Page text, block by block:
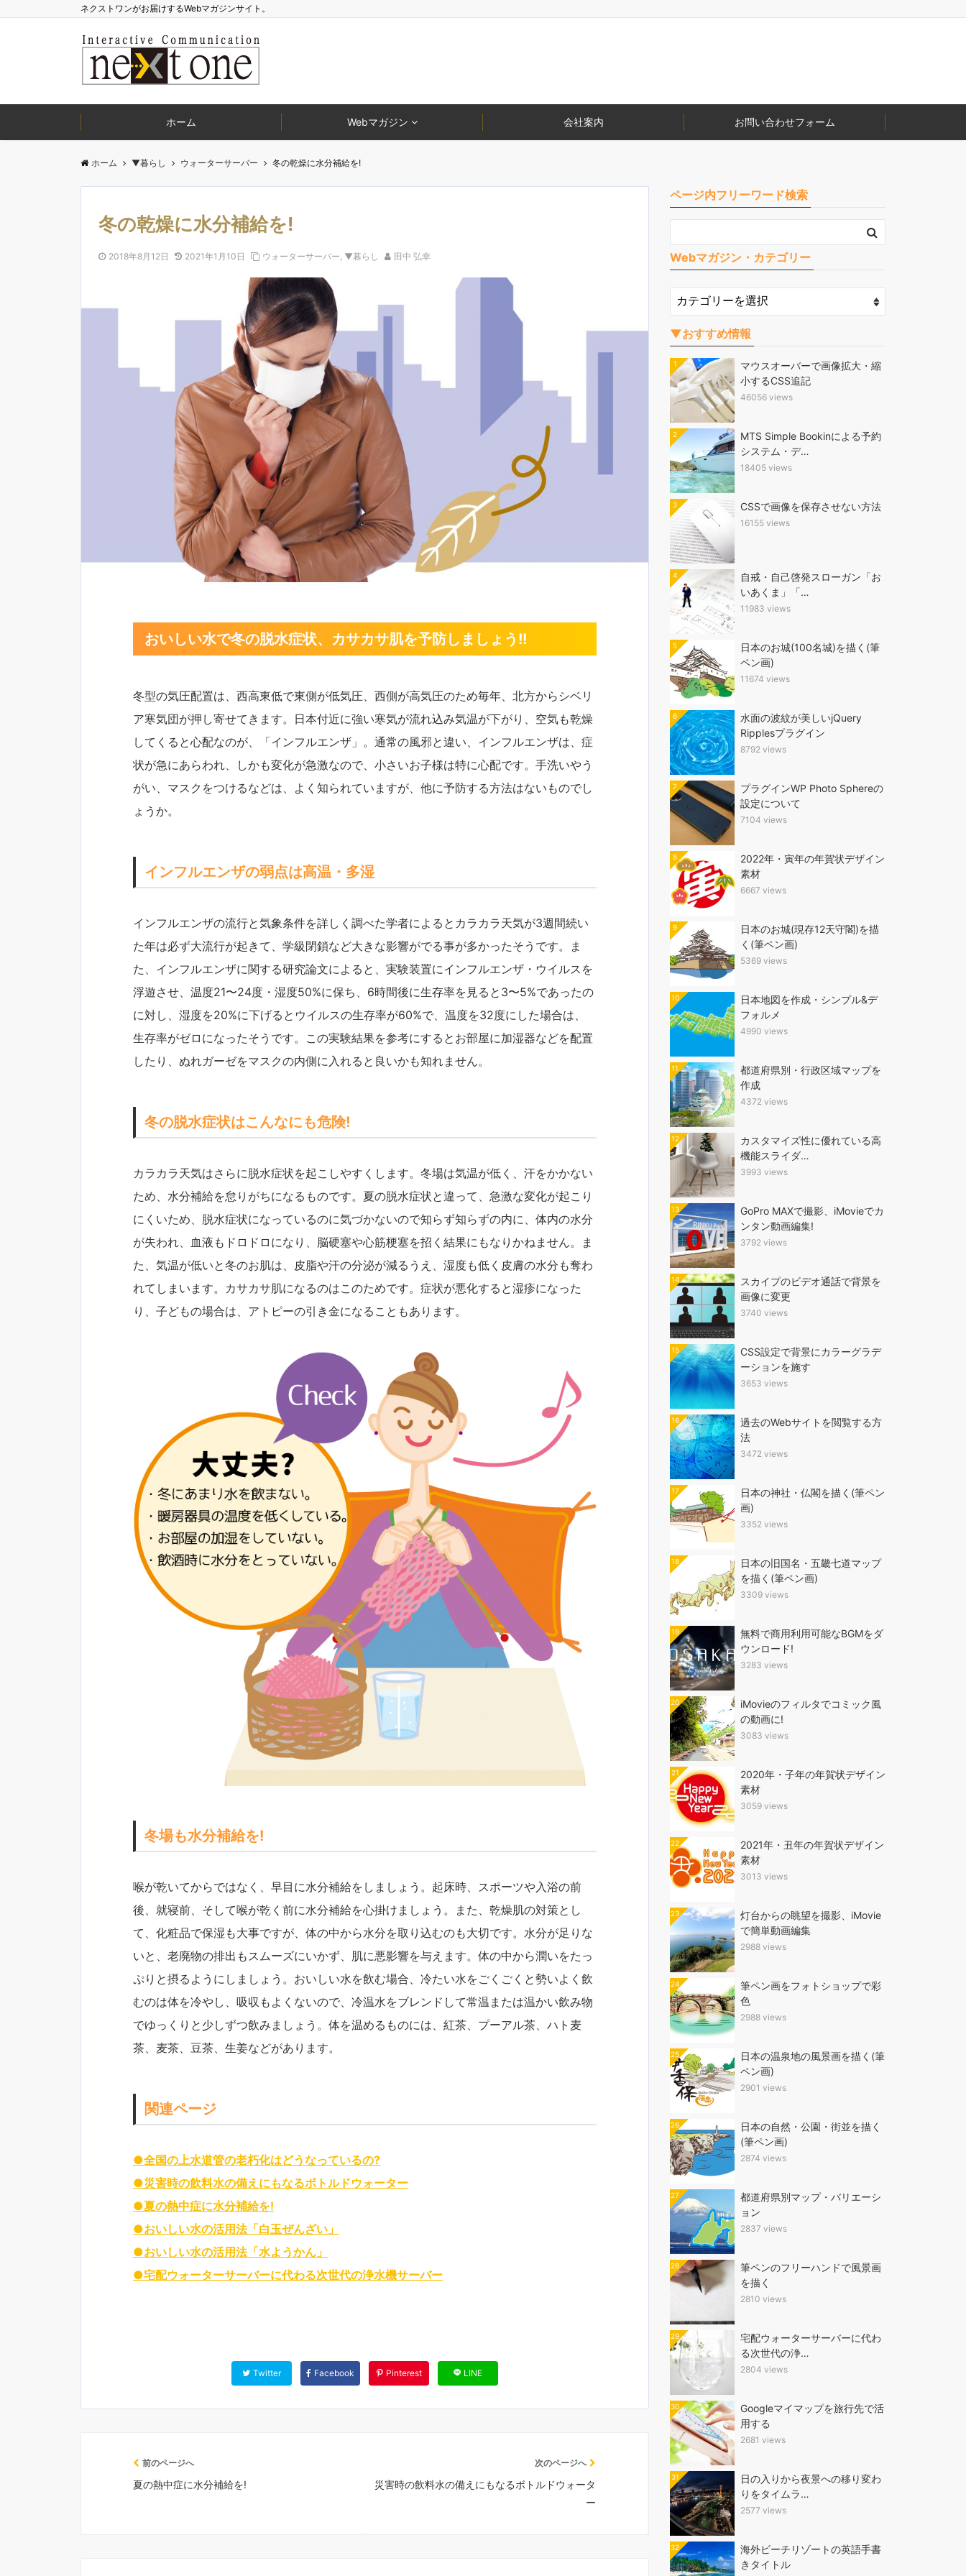
ネクストワンがお届けするWebマガジンサイト。
ホーム Webマガジン 会社案内 お問い合わせフォーム
ホーム ▼暮らし ウォーターサーバー 冬の乾燥に水分補給を!
冬の乾燥に水分補給を!
2018年8月12日 2021年1月10日 ウォーターサーバー, ▼暮らし 田中 弘幸
おいしい水で冬の脱水症状、カサカサ肌を予防しましょう!!
冬型の気圧配置は、西高東低で東側が低気圧、西側が高気圧のため毎年、北方からシベリ
ア寒気団が押し寄せてきます。日本付近に強い寒気が流れ込み気温が下がり、空気も乾燥
してくると心配なのが、「インフルエンザ」。通常の風邪と違い、インフルエンザは、症
状が急にあらわれ、しかも変化が急激なので、小さいお子様は特に心配です。手洗いやう
がい、マスクをつけるなどは、よく知られていますが、他に予防する方法はないものでし
ょうか。
インフルエンザの弱点は高温・多湿
インフルエンザの流行と気象条件を詳しく調べた学者によるとカラカラ天気が3週間続い
た年は必ず大流行が起きて、学級閉鎖など大きな影響がでる事が多かったそうです。ま
た、インフルエンザに関する研究論文によると、実験装置にインフルエンザ・ウイルスを
浮遊させ、温度21〜24度・湿度50%に保ち、6時間後に生存率を見ると3〜5%であったの
に対し、湿度を20%に下げるとウイルスの生存率が60%で、温度を32度にした場合は、
生存率がゼロになったそうです。この実験結果を参考にするとお部屋に加湿器などを配置
したり、ぬれガーゼをマスクの内側に入れると良いかも知れません。
冬の脱水症状はこんなにも危険!
カラカラ天気はさらに脱水症状を起こしやすくします。冬場は気温が低く、汗をかかない
ため、水分補給を怠りがちになるものです。夏の脱水症状と違って、急激な変化が起こり
にくいため、脱水症状になっているのに気づかないので知らず知らずの内に、体内の水分
が失われ、血液もドロドロになり、脳硬塞や心筋梗塞を招く結果にもなりかねません。ま
た、気温が低いと冬のお肌は、皮脂や汗の分泌が減るうえ、湿度も低く皮膚の水分も奪わ
れてしまいます。カサカサ肌になるのはこのためです。症状が悪化すると湿疹になった
り、子どもの場合は、アトピーの引き金になることもあります。
冬場も水分補給を!
喉が乾いてからではなく、早目に水分補給をしましょう。起床時、スポーツや入浴の前
後、就寝前、そして喉が乾く前に水分補給を心掛けましょう。また、乾燥肌の対策とし
て、化粧品で保湿も大事ですが、体の中から水分を取り込むのも大切です。水分が足りな
いと、老廃物の排出もスムーズにいかず、肌に悪影響を与えます。体の中から潤いをたっ
ぷりと摂るようにしましょう。おいしい水を飲む場合、冷たい水をごくごくと勢いよく飲
むのは体を冷やし、吸収もよくないので、冷温水をブレンドして常温または温かい飲み物
でゆっくりと少しずつ飲みましょう。体を温めるものには、紅茶、プーアル茶、ハト麦
茶、麦茶、豆茶、生姜などがあります。
関連ページ
●全国の上水道管の老朽化はどうなっているの?
●災害時の飲料水の備えにもなるボトルドウォーター
●夏の熱中症に水分補給を!
●おいしい水の活用法「白玉ぜんざい」
●おいしい水の活用法「水ようかん」
●宅配ウォーターサーバーに代わる次世代の浄水機サーバー
Twitter Facebook Pinterest LINE
前のページへ
夏の熱中症に水分補給を!
次のページへ
災害時の飲料水の備えにもなるボトルドウォータ
ー
ページ内フリーワード検索
Webマガジン・カテゴリー
▼おすすめ情報
1
マウスオーバーで画像拡大・縮
小するCSS追記
46056 views
2
MTS Simple Bookinによる予約
システム・デ…
18405 views
3 CSSで画像を保存させない方法
16155 views
4
自戒・自己啓発スローガン「お
いあくま」「…
11983 views
5
日本のお城(100名城)を描く(筆
ペン画)
11674 views
6
水面の波紋が美しいjQuery
Ripplesプラグイン
8792 views
7
プラグインWP Photo Sphereの
設定について
7104 views
8
2022年・寅年の年賀状デザイン
素材
6667 views
9
日本のお城(現存12天守閣)を描
く(筆ペン画)
5369 views
10
日本地図を作成・シンプル&デ
フォルメ
4990 views
11
都道府県別・行政区域マップを
作成
4372 views
12
カスタマイズ性に優れている高
機能スライダ…
3993 views
13
GoPro MAXで撮影、iMovieでカ
ンタン動画編集!
3792 views
14
スカイプのビデオ通話で背景を
画像に変更
3740 views
15
CSS設定で背景にカラーグラデ
ーションを施す
3653 views
16
過去のWebサイトを閲覧する方
法
3472 views
17
日本の神社・仏閣を描く(筆ペン
画)
3352 views
18
日本の旧国名・五畿七道マップ
を描く(筆ペン画)
3309 views
19
無料で商用利用可能なBGMをダ
ウンロード!
3283 views
20
iMovieのフィルタでコミック風
の動画に!
3083 views
21
2020年・子年の年賀状デザイン
素材
3059 views
22
2021年・丑年の年賀状デザイン
素材
3013 views
23
灯台からの眺望を撮影、iMovie
で簡単動画編集
2988 views
24
筆ペン画をフォトショップで彩
色
2988 views
25
日本の温泉地の風景画を描く(筆
ペン画)
2901 views
26
日本の自然・公園・街並を描く
(筆ペン画)
2874 views
27
都道府県別マップ・バリエーシ
ョン
2837 views
28
筆ペンのフリーハンドで風景画
を描く
2810 views
29
宅配ウォーターサーバーに代わ
る次世代の浄…
2804 views
30
Googleマイマップを旅行先で活
用する
2681 views
31
日の入りから夜景への移り変わ
りをタイムラ…
2577 views
32
海外ビーチリゾートの英語手書
きタイトル